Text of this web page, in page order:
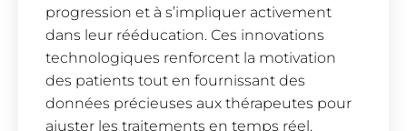
progression et à s’impliquer activement
dans leur rééducation. Ces innovations
technologiques renforcent la motivation
des patients tout en fournissant des
données précieuses aux thérapeutes pour
ajuster les traitements en temps réel.